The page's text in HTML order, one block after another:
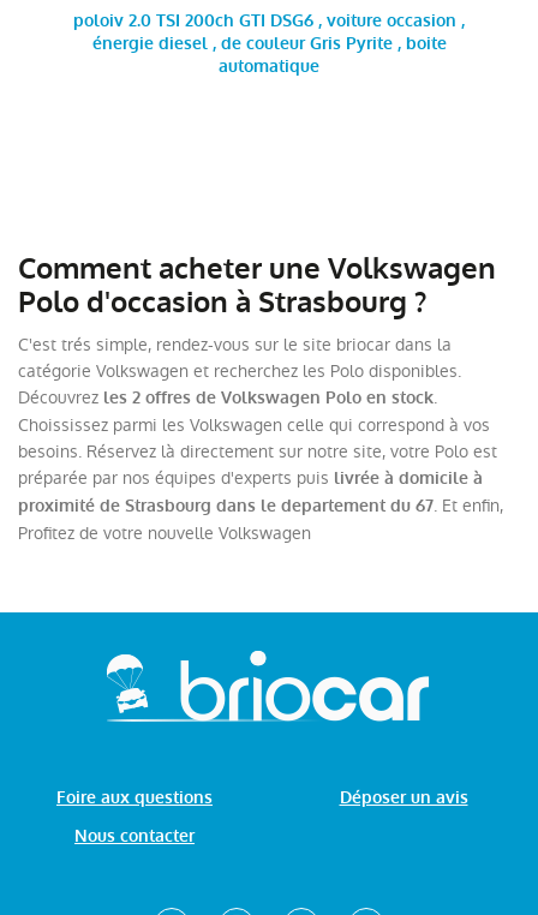
poloiv 2.0 TSI 200ch GTI DSG6 , voiture occasion ,
énergie diesel , de couleur Gris Pyrite , boite
automatique
Comment acheter une Volkswagen
Polo d'occasion à Strasbourg ?
C'est trés simple, rendez-vous sur le site briocar dans la
catégorie Volkswagen et recherchez les Polo disponibles.
Découvrez les 2 offres de Volkswagen Polo en stock.
Choississez parmi les Volkswagen celle qui correspond à vos
besoins. Réservez là directement sur notre site, votre Polo est
préparée par nos équipes d'experts puis livrée à domicile à
proximité de Strasbourg dans le departement du 67. Et enfin,
Profitez de votre nouvelle Volkswagen
Foire aux questions
Nous contacter
Déposer un avis